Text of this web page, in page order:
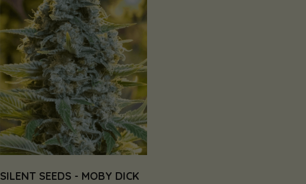
SILENT SEEDS - MOBY DICK